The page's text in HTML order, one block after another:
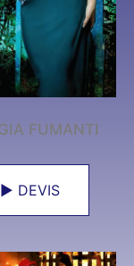
FUMANTI
► DEVIS